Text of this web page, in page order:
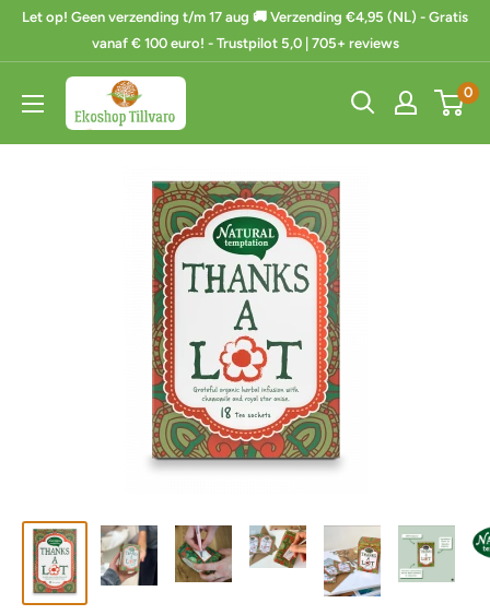
inhoud
Let op! Geen verzending t/m 17 aug 🚚 Verzending €4,95 (NL) - Gratis
vanaf € 100 euro! - Trustpilot 5,0 | 705+ reviews
Ekoshop
Tillvaro
0